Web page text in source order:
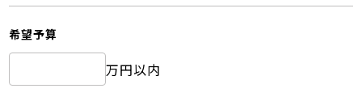
希望予算
万円以内